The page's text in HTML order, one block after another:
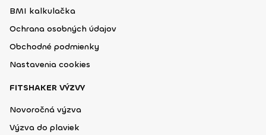
BMI kalkulačka
Ochrana osobných údajov
Obchodné podmienky
Nastavenia cookies
FITSHAKER VÝZVY
Novoročná výzva
Výzva do plaviek